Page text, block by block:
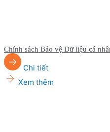
Chính sách Bảo vệ Dữ liệu cá
Chi tiết
Xem thêm